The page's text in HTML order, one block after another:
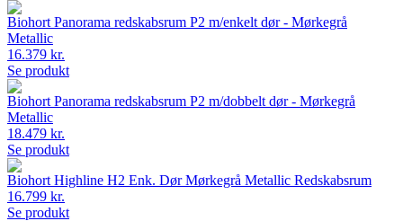
Biohort Panorama redskabsrum P2 m/enkelt dør - Mørkegrå
Metallic
16.379 kr.
Se produkt
Biohort Panorama redskabsrum P2 m/dobbelt dør - Mørkegrå
Metallic
18.479 kr.
Se produkt
Biohort Highline H2 Enk. Dør Mørkegrå Metallic Redskabsrum
16.799 kr.
Se produkt